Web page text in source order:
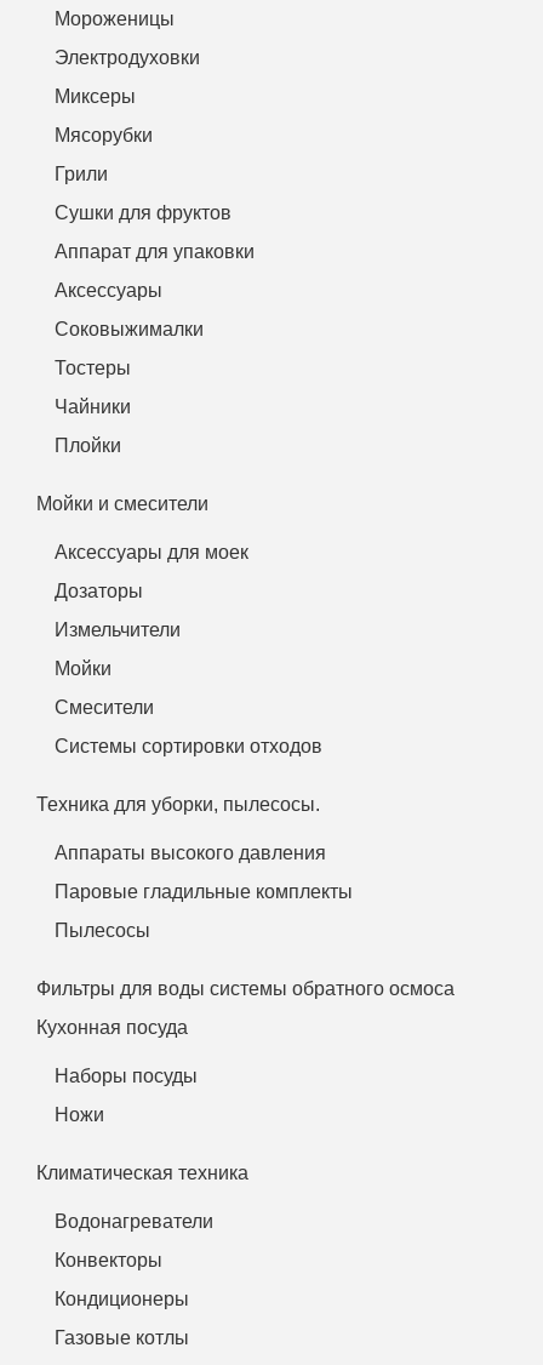
Мороженицы
Электродуховки
Миксеры
Мясорубки
Грили
Сушки для фруктов
Аппарат для упаковки
Аксессуары
Соковыжималки
Тостеры
Чайники
Плойки
Мойки и смесители
Аксессуары для моек
Дозаторы
Измельчители
Мойки
Смесители
Системы сортировки отходов
Техника для уборки, пылесосы.
Аппараты высокого давления
Паровые гладильные комплекты
Пылесосы
Фильтры для воды системы обратного осмоса
Кухонная посуда
Наборы посуды
Ножи
Климатическая техника
Водонагреватели
Конвекторы
Кондиционеры
Газовые котлы